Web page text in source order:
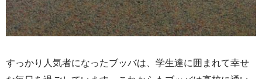
すっかり人気者になったブッバは、学生達に囲まれて幸せ